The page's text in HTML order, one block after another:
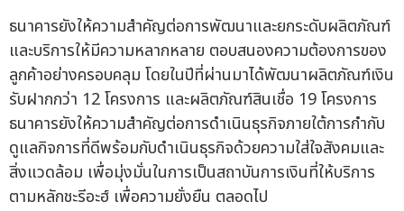
ธนาคารยังให้ความสำคัญต่อการพัฒนาและยกระดับผลิตภัณฑ์
และบริการให้มีความหลากหลาย ตอบสนองความต้องการของ
ลูกค้าอย่างครอบคลุม โดยในปีที่ผ่านมาได้พัฒนาผลิตภัณฑ์เงิน
รับฝากกว่า 12 โครงการ และผลิตภัณฑ์สินเชื่อ 19 โครงการ
ธนาคารยังให้ความสำคัญต่อการดำเนินธุรกิจภายใต้การกำกับ
ดูแลกิจการที่ดีพร้อมกับดำเนินธุรกิจด้วยความใส่ใจสังคมและ
สิ่งแวดล้อม เพื่อมุ่งมั่นในการเป็นสถาบันการเงินที่ให้บริการ
ตามหลักชะรีอะฮ์ เพื่อความยั่งยืน ตลอดไป